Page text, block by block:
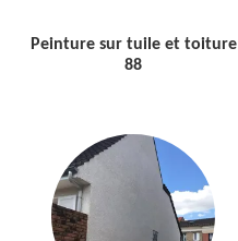
Peinture sur tuile et toiture
88